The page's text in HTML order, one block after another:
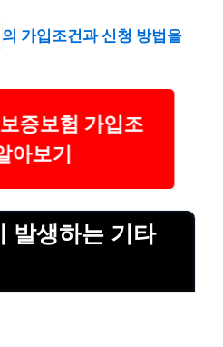
의 가입조건과 신청 방법을
증보험 가입조
아보기
발생하는 기타